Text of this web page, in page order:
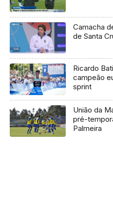
Camacha
de Santa
Ricardo
campeão
sprint
União da
pré-
Palmeira